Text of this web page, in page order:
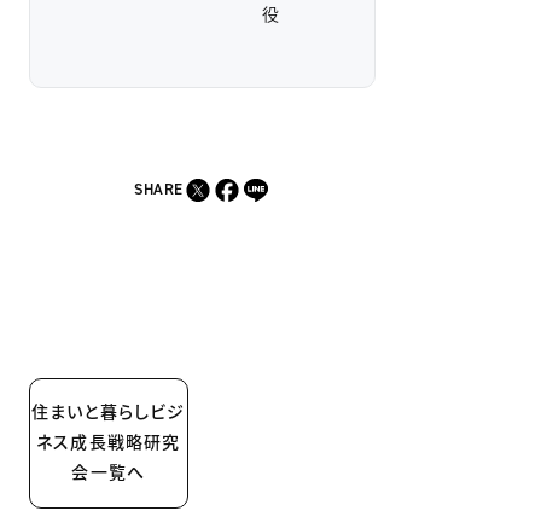
役
SHARE
住まいと暮らしビジ
ネス成長戦略研究
会一覧へ